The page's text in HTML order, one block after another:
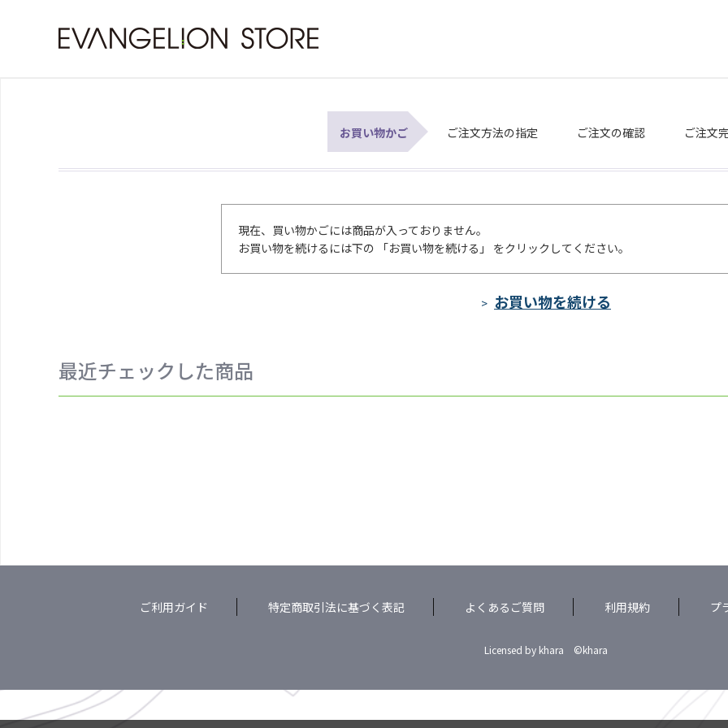
お買い物かご ご注文方法の指定 ご注文の確認 ご注文
現在、買い物かごには商品が入っておりません。
お買い物を続けるには下の 「お買い物を続ける」 をクリックしてください。
>
最近チェックした商品
ご利用ガイド 特定商取引法に基づく表記 よくあるご質問 利用規約 プ
Licensed by khara ©khara